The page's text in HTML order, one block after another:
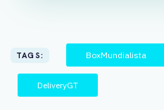
TAGS: BoxMundialista
DeliveryGT